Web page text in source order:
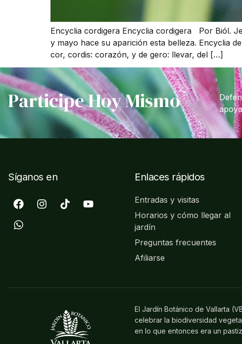
Encyclia cordigera Encyclia cordigera Por Biól.
y mayo hace su aparición esta belleza. Encyclia
cor, cordis: corazón, y de gero: llevar, del […]
Participe Hoy Mismo
Síganos en Enlaces rápidos
Entradas y visitas
Horarios y cómo llegar al
jardín
Preguntas frecuentes
Afiliarse
El Jardín Botánico de Vallarta
celebrar la biodiversidad
en lo que entonces era un